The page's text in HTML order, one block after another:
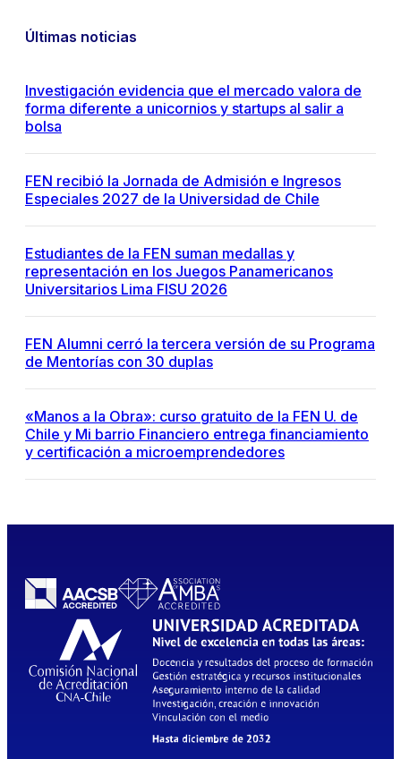
Últimas noticias
Investigación evidencia que el mercado valora de
forma diferente a unicornios y startups al salir a
bolsa
FEN recibió la Jornada de Admisión e Ingresos
Especiales 2027 de la Universidad de Chile
Estudiantes de la FEN suman medallas y
representación en los Juegos Panamericanos
Universitarios Lima FISU 2026
FEN Alumni cerró la tercera versión de su Programa
de Mentorías con 30 duplas
«Manos a la Obra»: curso gratuito de la FEN U. de
Chile y Mi barrio Financiero entrega financiamiento
y certificación a microemprendedores